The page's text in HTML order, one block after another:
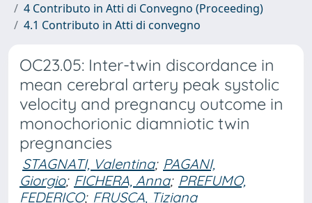
4 Contributo in Atti di Convegno (Proceeding)
4.1 Contributo in Atti di convegno
OC23.05: Inter-twin discordance in
mean cerebral artery peak systolic
velocity and pregnancy outcome in
monochorionic diamniotic twin
pregnancies
STAGNATI, Valentina; PAGANI,
Giorgio; FICHERA, Anna; PREFUMO,
FEDERICO; FRUSCA, Tiziana